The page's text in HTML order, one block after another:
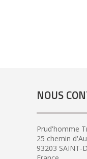
NOUS
Prud'homme
25 chemin
93203 SAINT-